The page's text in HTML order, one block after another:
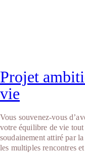
Projet
vie
Vous souvenez-vous
votre équilibre de vie
soudainement attiré par
les multiples rencontres